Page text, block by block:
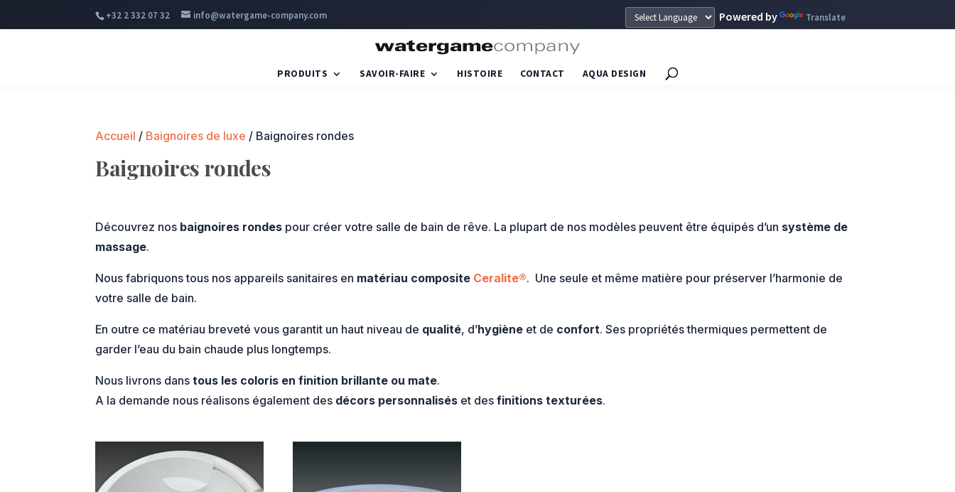
+32 2 332 07 32 info@watergame-company.com Powered by Translate
PRODUITS SAVOIR-FAIRE HISTOIRE CONTACT AQUA DESIGN
Accueil / Baignoires de luxe / Baignoires rondes
Baignoires rondes
Découvrez nos baignoires rondes pour créer votre salle de bain de rêve. La plupart de nos modèles peuvent être équipés d’un système de
massage.
Nous fabriquons tous nos appareils sanitaires en matériau composite Ceralite®. Une seule et même matière pour préserver l’harmonie de
votre salle de bain.
En outre ce matériau breveté vous garantit un haut niveau de qualité, d’hygiène et de confort. Ses propriétés thermiques permettent de
garder l’eau du bain chaude plus longtemps.
Nous livrons dans tous les coloris en finition brillante ou mate.
A la demande nous réalisons également des décors personnalisés et des finitions texturées.